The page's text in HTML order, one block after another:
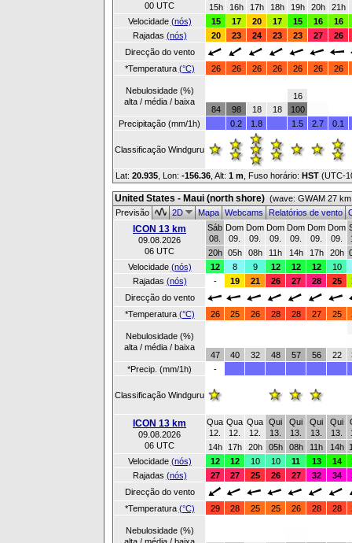
00 UTC
15h 16h 17h 18h 19h 20h 21h
Velocidade (nós) 15 17 20 17 15 16
16
Rajadas (nós) 20 23 24 23 23 27
26
Direcção do vento
*Temperatura (°C) 26 26 26 26 26 26 26
Nebulosidade (%)
alta / média / baixa
84
98 18 18
16
100
Precipitação (mm/1h)
0.2 1.8 1.5 2.7 0.1
Classificação Windguru
Lat: 20.935 , Lon: -156.36 Alt: 1 m , Fuso horário: HST (UTC-
United States - Maui (north shore) (wave: GWAM 27
Previsão
2D MapaWebcamsRelatórios de vento
ICON 13 km
09.08.2026
06 UTC
Sáb
08.
Dom
09.
Dom
09.
Dom
09.
Dom
09.
Dom
09.
Dom
09.
20h
05h 08h 11h 14h 17h 20h
Velocidade (nós) 12 8 9 12 12 12
10
Rajadas (nós) - 19 21 26 27 28 25
Direcção do vento
*Temperatura (°C) 26 25 26 28 28 27 25
Nebulosidade (%)
alta / média / baixa
47
40 32 48 57 56 22
*Precip. (mm/1h)
-
Classificação Windguru
ICON 13 km
09.08.2026
06 UTC
Qua
12.
Qua
12.
Qua
12.
Qui
13.
Qui
13.
Qui
13.
Qui
13.
14h
17h 20h 05h 08h 11h 14h
Velocidade (nós) 12 12 10 10 11 13 14
Rajadas (nós) 27 27 25 26 27 32 34
Direcção do vento
*Temperatura (°C) 29 28 25 25 26 28 28
Nebulosidade (%)